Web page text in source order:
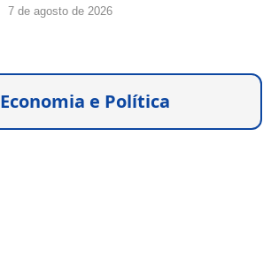
7 de agosto de 2026
Economia e Política